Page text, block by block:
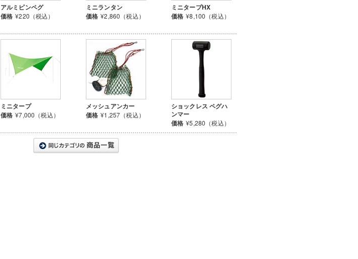
アルミピンペグ
価格 ¥220（税込）
ミニランタン
価格 ¥2,860（税込）
ミニタープHX
価格 ¥8,100（税込）
ミニタープ
価格 ¥7,000（税込）
メッシュアンカー
価格 ¥1,257（税込）
ショックレス ペグハ
ンマー
価格 ¥5,280（税込）